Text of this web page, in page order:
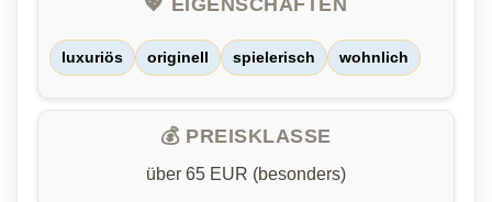
💖 EIGENSCHAFTEN
luxuriös originell spielerisch wohnlich
💰 PREISKLASSE
über 65 EUR (besonders)